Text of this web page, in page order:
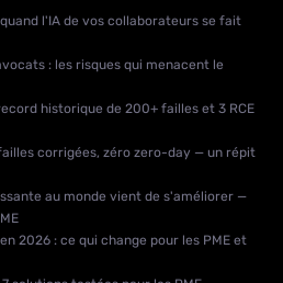
l'IA de vos collaborateurs se fait
: les risques qui menacent le
historique de 200+ failles et 3 RCE
corrigées, zéro zero-day — un répit
au monde vient de s'améliorer —
2026 : ce qui change pour les PME et